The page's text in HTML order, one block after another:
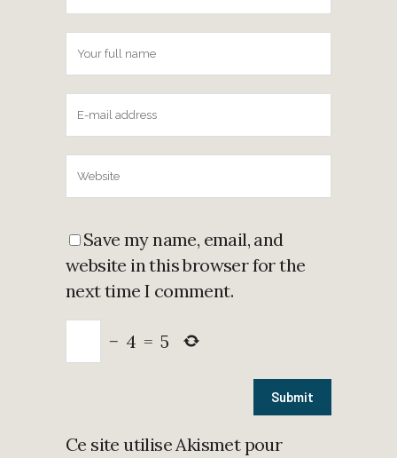
Save my name, email, and
website in this browser for the
next time I comment.
− 4 = 5
Ce site utilise Akismet pour